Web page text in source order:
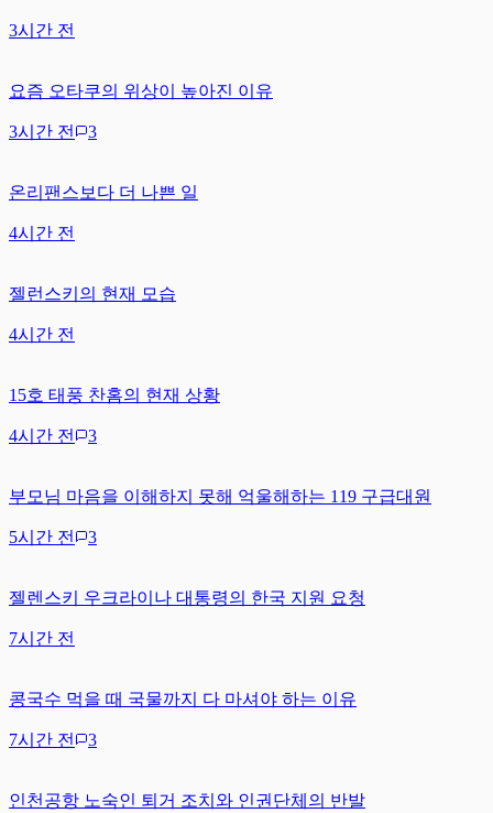
3시간 전
요즘 오타쿠의 위상이 높아진 이유
3시간 전 3
온리팬스보다 더 나쁜 일
4시간 전
젤런스키의 현재 모습
4시간 전
15호 태풍 찬홈의 현재 상황
4시간 전 3
부모님 마음을 이해하지 못해 억울해하는 119 구급대원
5시간 전 3
젤렌스키 우크라이나 대통령의 한국 지원 요청
7시간 전
콩국수 먹을 때 국물까지 다 마셔야 하는 이유
7시간 전 3
인천공항 노숙인 퇴거 조치와 인권단체의 반발